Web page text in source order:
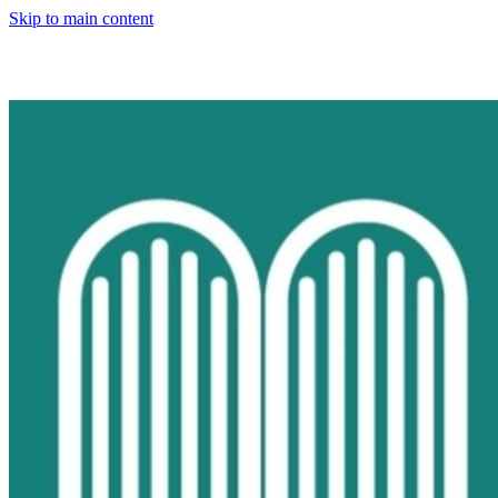
Skip to main content